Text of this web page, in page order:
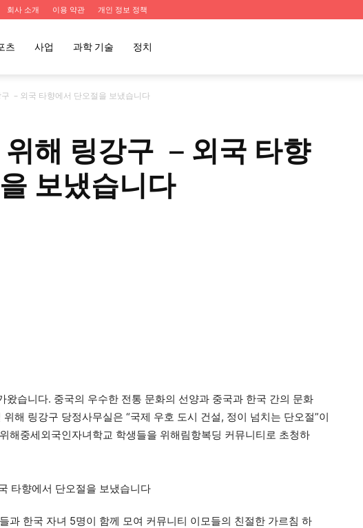
회사 소개 이용 약관 개인 정보 정책
츠 사업 과학 기술 정치
– 외국 타향에서 단오절을 보냈습니다
해 링강구 – 외국 타향
보냈습니다
왔습니다. 중국의 우수한 전통 문화의 선양과 중국과 한국 간의 문화
해 링강구 당정사무실은 “국제 우호 도시 건설, 정이 넘치는 단오절”이
해중세외국인자녀학교 학생들을 위해림항복딩 커뮤니티로 초청하
과 한국 자녀 5명이 함께 모여 커뮤니티 이모들의 친절한 가르침 하